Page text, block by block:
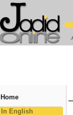
Home
In English